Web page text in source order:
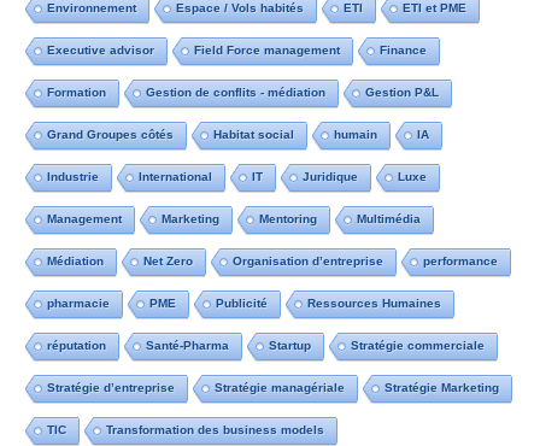
Environnement Espace / Vols habités ETI ETI et PME
Executive advisor Field Force management Finance
Formation Gestion de conflits - médiation Gestion P&L
Grand Groupes côtés Habitat social humain IA
Industrie International IT Juridique Luxe
Management Marketing Mentoring Multimédia
Médiation Net Zero Organisation d’entreprise performance
pharmacie PME Publicité Ressources Humaines
réputation Santé-Pharma Startup Stratégie commerciale
Stratégie d’entreprise Stratégie managériale Stratégie Marketing
TIC Transformation des business models